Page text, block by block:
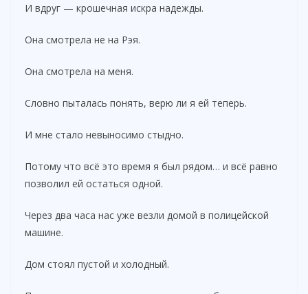
И вдруг — крошечная искра надежды.
Она смотрела не на Рэя.
Она смотрела на меня.
Словно пыталась понять, верю ли я ей теперь.
И мне стало невыносимо стыдно.
Потому что всё это время я был рядом… и всё равно
позволил ей остаться одной.
Через два часа нас уже везли домой в полицейской
машине.
Дом стоял пустой и холодный.